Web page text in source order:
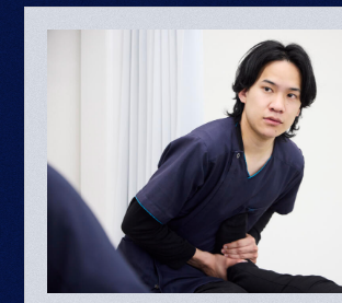
給与内訳
・基本給 193,072～
・固定残業代 34,281円～68,406
ボーナス・賞与（業績に応
昇給 半年に1回査定
※給与は経験や能力
※試用期間6ヶ月（期間中の条件
※固定残業時間を超えた場合は